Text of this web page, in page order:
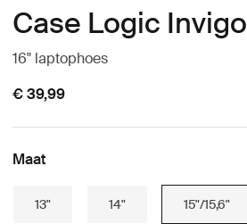
Case Logic Invigo
16" laptophoes
€ 39,99
Maat
13" 14" 15"/15,6"